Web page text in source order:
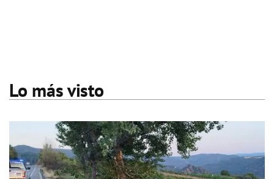
Lo más visto